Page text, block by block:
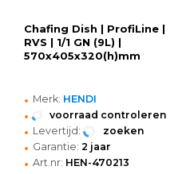
Chafing Dish | ProfiLine |
RVS | 1/1 GN (9L) |
570x405x320(h)mm
• Merk: HENDI
• voorraad controleren
• Levertijd: zoeken
• Garantie: 2 jaar
• Art.nr: HEN-470213